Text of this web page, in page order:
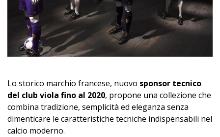
Lo storico marchio francese, nuovo sponsor tecnico
del club viola fino al 2020, propone una collezione che
combina tradizione, semplicità ed eleganza senza
dimenticare le caratteristiche tecniche indispensabili nel
calcio moderno.